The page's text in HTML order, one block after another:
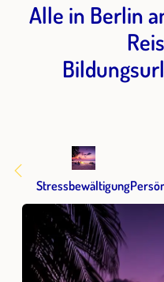
Alle in Berlin
Stressbewältigung